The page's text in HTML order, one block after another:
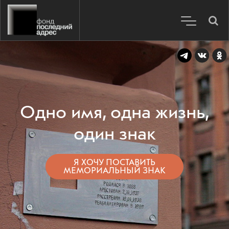
Одно имя, одна жизнь,
один знак
Я ХОЧУ ПОСТАВИТЬ
МЕМОРИАЛЬНЫЙ ЗНАК